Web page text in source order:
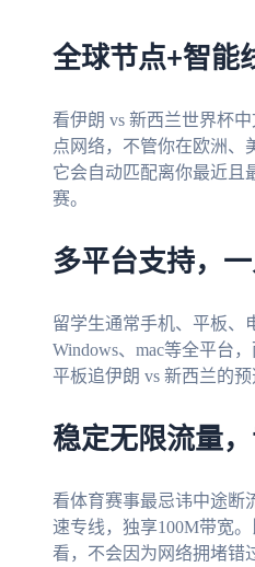
全球节点+智能
看伊朗 vs 新西兰世界杯
点网络，不管你在欧洲、
它会自动匹配离你最近且
赛。
多平台支持，
留学生通常手机、平板、
Windows、mac等全平台
平板追伊朗 vs 新西兰的
稳定无限流量
看体育赛事最忌讳中途断
速专线，独享100M带宽
看，不会因为网络拥堵错